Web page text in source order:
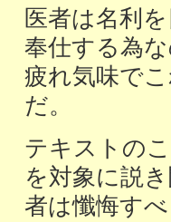
医者は名利
奉仕する為
疲れ気味で
だ。
テキストの
を対象に説
者は懺悔す